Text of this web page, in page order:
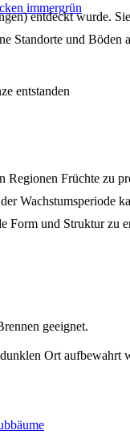
immergrün
entdeckt wurde.
Standorte und Böden
entstanden
Früchte zu
Form und Struktur zu
geeignet.
Ort aufbewahrt